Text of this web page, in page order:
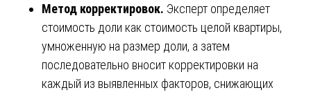
Метод корректировок. Эксперт определяет
стоимость доли как стоимость целой квартиры,
умноженную на размер доли, а затем
последовательно вносит корректировки на
каждый из выявленных факторов, снижающих